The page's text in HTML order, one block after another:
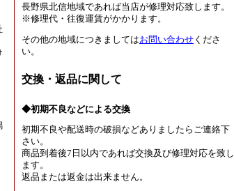
長野県北信地域であれば当店が修理対応致します。
※修理代・往復運賃がかかります。
その他の地域につきましてはお問い合わせ くださ
い。
交換・返品に関して
◆初期不良などによる交換
初期不良や配送時の破損などありましたらご連絡下
さい。
商品到着後7日以内であれば交換及び修理対応を致し
ます。
返品または返金は出来ません。